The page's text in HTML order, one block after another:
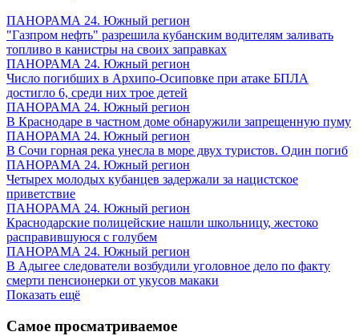
ПАНОРАМА 24. Южный регион
"Газпром нефть" разрешила кубанским водителям заливать
топливо в канистры на своих заправках
ПАНОРАМА 24. Южный регион
Число погибших в Архипо-Осиповке при атаке БПЛА
достигло 6, среди них трое детей
ПАНОРАМА 24. Южный регион
В Краснодаре в частном доме обнаружили запрещенную пуму
ПАНОРАМА 24. Южный регион
В Сочи горная река унесла в море двух туристов. Один погиб
ПАНОРАМА 24. Южный регион
Четырех молодых кубанцев задержали за нацистское
приветствие
ПАНОРАМА 24. Южный регион
Краснодарские полицейские нашли школьницу, жестоко
расправившуюся с голубем
ПАНОРАМА 24. Южный регион
В Адыгее следователи возбудили уголовное дело по факту
смерти пенсионерки от укусов макаки
Показать ещё
Самое просматриваемое